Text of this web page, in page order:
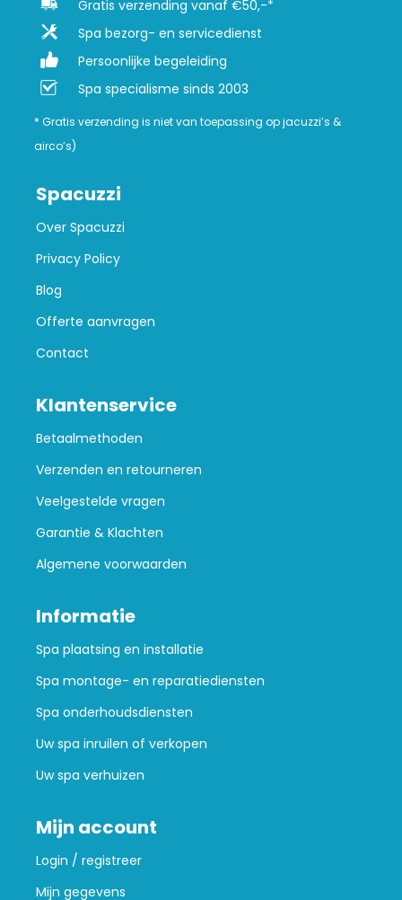
Gratis verzending vanaf €50,-*
Spa bezorg- en servicedienst
Persoonlijke begeleiding
Spa specialisme sinds 2003
* Gratis verzending is niet van toepassing op jacuzzi’s &
airco’s)
Spacuzzi
Over Spacuzzi
Privacy Policy
Blog
Offerte aanvragen
Contact
Klantenservice
Betaalmethoden
Verzenden en retourneren
Veelgestelde vragen
Garantie & Klachten
Algemene voorwaarden
Informatie
Spa plaatsing en installatie
Spa montage- en reparatiediensten
Spa onderhoudsdiensten
Uw spa inruilen of verkopen
Uw spa verhuizen
Mijn account
Login / registreer
Mijn gegevens